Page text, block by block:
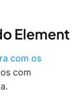
Element
com os
com